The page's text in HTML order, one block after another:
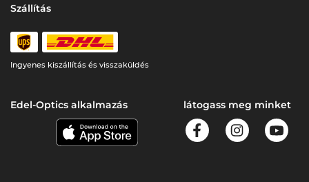
Szállítás
Ingyenes kiszállítás és visszaküldés
Edel-Optics alkalmazás látogass meg minket